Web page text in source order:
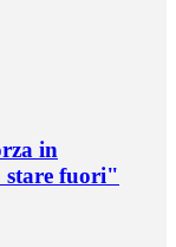
in
stare fuori"